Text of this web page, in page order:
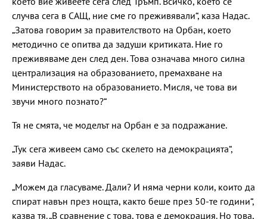
случва сега в САЩ, ние сме го преживявали“, каза Надас.
„Затова говорим за правителството на Орбан, което
методично се опитва да задуши критиката. Ние го
преживяваме ден след ден. Това означава много силна
централизация на образованието, премахване на
Министерството на образованието. Мисля, че това ви
звучи много познато?“
Тя не смята, че моделът на Орбан е за подражание.
„Тук сега живеем само със скелето на демокрацията“,
заяви Надас.
„Можем да гласуваме. Дали? И няма черни коли, които да
спират навън през нощта, както беше през 50-те години“,
казва тя. „В сравнение с това, това е демокрация. Но това,